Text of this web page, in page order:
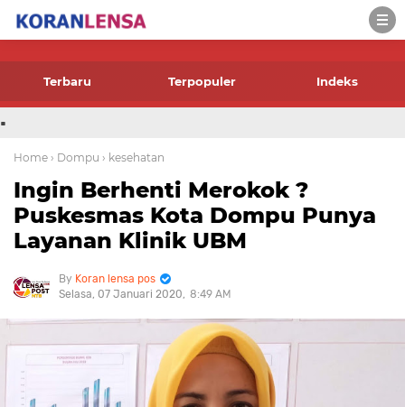
-->
Terbaru Terpopuler Indeks
.
Home › Dompu › kesehatan
Ingin Berhenti Merokok ?
Puskesmas Kota Dompu Punya
Layanan Klinik UBM
Koran lensa pos
Selasa, 07 Januari 2020
8:49 AM